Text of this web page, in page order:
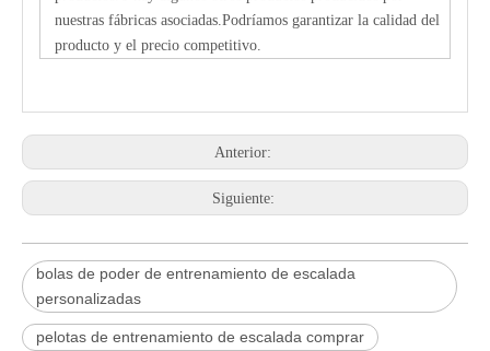
nuestras fábricas asociadas.Podríamos garantizar la calidad del
producto y el precio competitivo.
Anterior:
Siguiente:
bolas de poder de entrenamiento de escalada
personalizadas
pelotas de entrenamiento de escalada comprar